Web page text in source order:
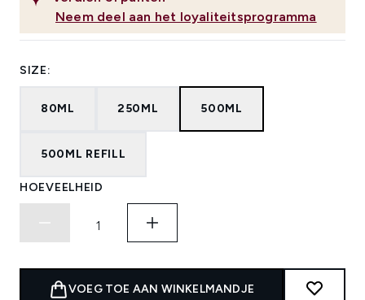
Neem deel aan het loyaliteitsprogramma
SIZE:
80ML 250ML 500ML
500ML REFILL
HOEVEELHEID
VOEG TOE AAN WINKELMANDJE